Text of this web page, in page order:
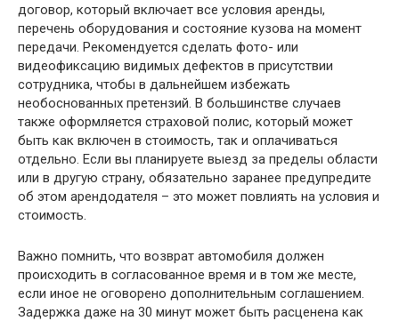
договор, который включает все условия аренды,
перечень оборудования и состояние кузова на момент
передачи. Рекомендуется сделать фото- или
видеофиксацию видимых дефектов в присутствии
сотрудника, чтобы в дальнейшем избежать
необоснованных претензий. В большинстве случаев
также оформляется страховой полис, который может
быть как включен в стоимость, так и оплачиваться
отдельно. Если вы планируете выезд за пределы области
или в другую страну, обязательно заранее предупредите
об этом арендодателя – это может повлиять на условия и
стоимость.
Важно помнить, что возврат автомобиля должен
происходить в согласованное время и в том же месте,
если иное не оговорено дополнительным соглашением.
Задержка даже на 30 минут может быть расценена как